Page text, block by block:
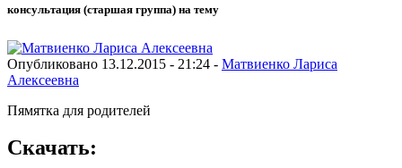
консультация (старшая группа) на тему
Опубликовано 13.12.2015 - 21:24 - Матвиенко Лариса
Алексеевна
Пямятка для родителей
Скачать: